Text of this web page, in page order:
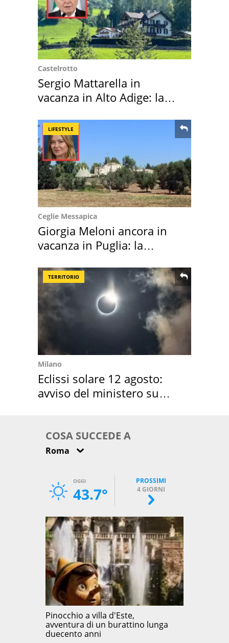
Castelrotto
Sergio Mattarella in
vacanza in Alto Adige: la
LIFESTYLE
Ceglie Messapica
Giorgia Meloni ancora in
vacanza in Puglia: la
TERRITORIO
Milano
Eclissi solare 12 agosto:
avviso del ministero su